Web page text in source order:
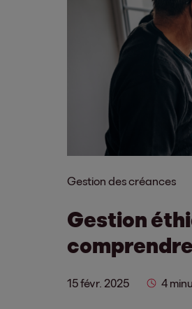
Gestion des créances
Gestion
15 févr. 2025 4